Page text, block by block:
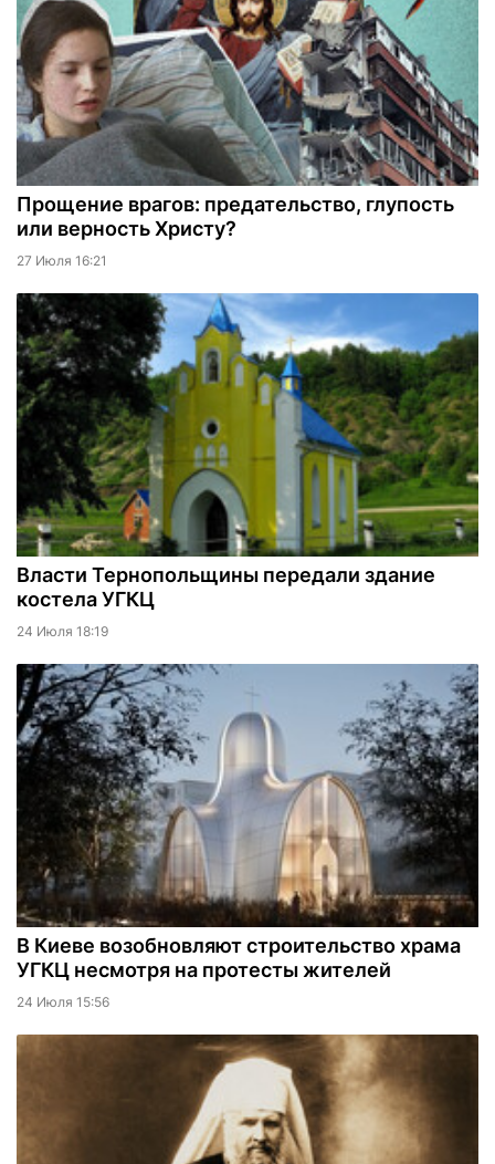
Прощение врагов: предательство, глупость
или верность Христу?
27 Июля 16:21
Власти Тернопольщины передали здание
костела УГКЦ
24 Июля 18:19
В Киеве возобновляют строительство храма
УГКЦ несмотря на протесты жителей
24 Июля 15:56